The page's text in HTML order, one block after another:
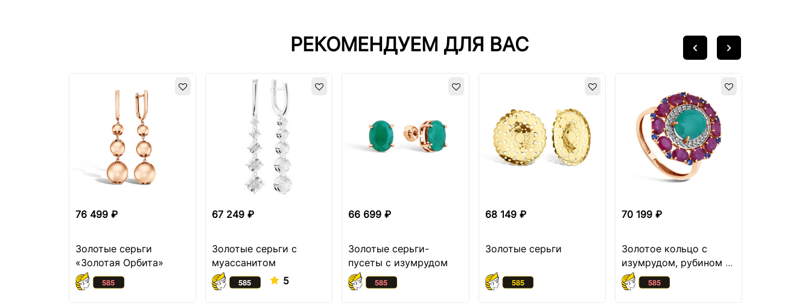
РЕКОМЕНДУЕМ ДЛЯ ВАС
76 499 ₽
Золотые серьги
«Золотая Орбита»
67 249 ₽
Золотые серьги с
муассанитом
5
66 699 ₽
Золотые серьги-
пусеты с изумрудом
68 149 ₽
Золотые серьги
70 199 ₽
Золотое кольцо с
изумрудом, рубином и
миксом камней